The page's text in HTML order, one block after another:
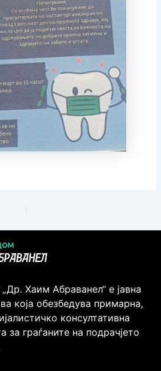
Хаим Абраванел“ е јавна
која обезбедува примарна,
консултативна
за граѓаните на подрачјето